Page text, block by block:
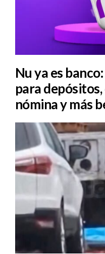
Nu ya es
para
nómina y más